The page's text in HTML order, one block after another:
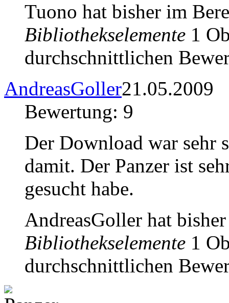
Tuono hat bisher im
Bibliothekselemente 1
durchschnittlichen
AndreasGoller21.05.2009
Bewertung: 9
Der Download war sehr
damit. Der Panzer ist
gesucht habe.
AndreasGoller hat
Bibliothekselemente 1
durchschnittlichen